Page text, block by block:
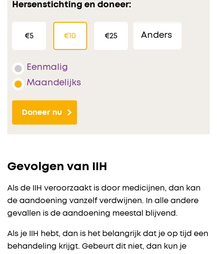
Hersenstichting en doneer:
€5 €10 €25
Eenmalig
Maandelijks
Doneer nu
Gevolgen van IIH
Als de IIH veroorzaakt is door medicijnen, dan kan
de aandoening vanzelf verdwijnen. In alle andere
gevallen is de aandoening meestal blijvend.
Als je IIH hebt, dan is het belangrijk dat je op tijd een
behandeling krijgt. Gebeurt dit niet, dan kun je